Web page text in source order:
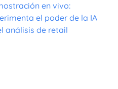
en vivo:
el poder de la IA
análisis de retail